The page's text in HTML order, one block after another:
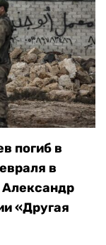
погиб в
в
«Другая